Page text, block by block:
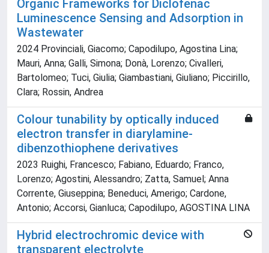
Organic Frameworks for Diclofenac
Luminescence Sensing and Adsorption in
Wastewater
2024 Provinciali, Giacomo; Capodilupo, Agostina Lina;
Mauri, Anna; Galli, Simona; Donà, Lorenzo; Civalleri,
Bartolomeo; Tuci, Giulia; Giambastiani, Giuliano; Piccirillo,
Clara; Rossin, Andrea
Colour tunability by optically induced
electron transfer in diarylamine-
dibenzothiophene derivatives
2023 Ruighi, Francesco; Fabiano, Eduardo; Franco,
Lorenzo; Agostini, Alessandro; Zatta, Samuel; Anna
Corrente, Giuseppina; Beneduci, Amerigo; Cardone,
Antonio; Accorsi, Gianluca; Capodilupo, AGOSTINA LINA
Hybrid electrochromic device with
transparent electrolyte